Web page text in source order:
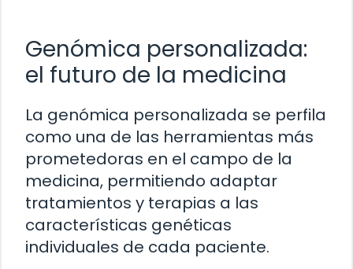
Genómica personalizada:
el futuro de la medicina
La genómica personalizada se perfila
como una de las herramientas más
prometedoras en el campo de la
medicina, permitiendo adaptar
tratamientos y terapias a las
características genéticas
individuales de cada paciente.